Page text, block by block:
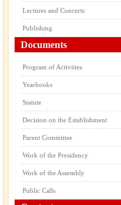
Lectures and Concerts
Publishing
Documents
Program of Activities
Yearbooks
Statute
Decision on the Establishment
Parent Committee
Work of the Presidency
Work of the Assembly
Public Calls